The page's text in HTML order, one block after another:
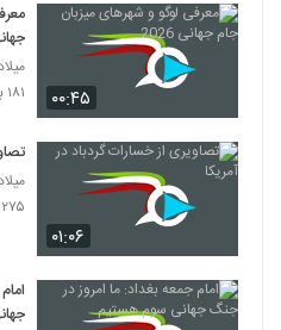
۰۰:۴۵
۱۸۱ بازدید
۰۱:۰۶
۲۷۵ بازدید